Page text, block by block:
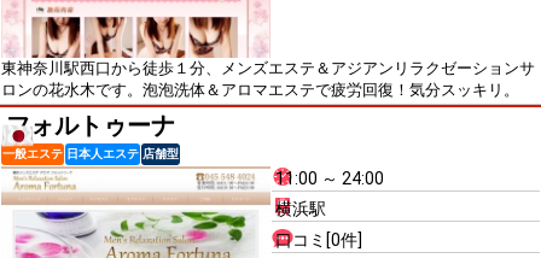
東神奈川駅西口から徒歩１分、メンズエステ＆アジアンリラクゼーションサ
ロンの花水木です。泡泡洗体＆アロマエステで疲労回復！気分スッキリ。
フォルトゥーナ
一般エステ 日本人エステ 店舗型
11:00 ～ 24:00
横浜駅
口コミ[0件]